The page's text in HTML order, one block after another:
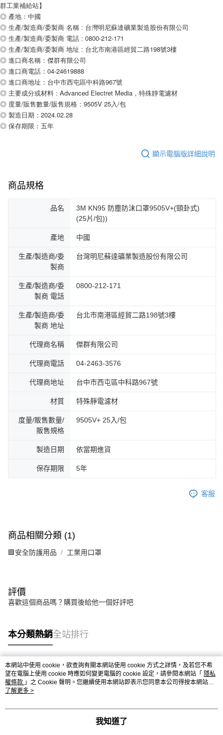
群工業補給站】
◎ 產地：中國
◎ 生產/製造商/委製商 名稱 : 台灣明尼蘇達礦業製造股份有限公司
◎ 生產/製造商/委製商 電話 : 0800-212-171
◎ 生產/製造商/委製商 地址 : 台北市南港區經貿二路198號3樓
◎ 進口商名稱：傑群有限公司
◎ 進口商電話：04-24619888
◎ 進口商地址：台中市西屯區中科路967號
◎ 主要成分或材料 : Advanced Electret Media，特殊靜電濾材
◎ 度量/販售數量/販售規格：9505V 25入/包
◎ 製造日期：2024.02.28
◎ 保存期限：五年
顯示電腦版詳細說明
商品規格
品名
3M KN95 防塵防沫口罩9505V+(頸卦式)
(25片/包))
產地 中國
生產/製造商/委
製商
台灣明尼蘇達礦業製造股份有限公司
生產/製造商/委
製商 電話
0800-212-171
生產/製造商/委
製商 地址
台北市南港區經貿二路198號3樓
代理商名稱 傑群有限公司
代理商電話 04-2463-3576
代理商地址 台中市西屯區中科路967號
材質 特殊靜電濾材
度量/販售數量/
販售規格
9505V+ 25入/包
製造日期 依當期進貨
保存期限 5年
客服
商品相關分類 (1)
🟩安全防護用品 工業用口罩
評價
喜歡這個商品嗎？購買後給他一個好評吧
本分類熱銷全站排行
熱門標籤
本網站中使用 cookie，欲查詢有關本網站使用 cookie 方式之詳情，及若您不希
望在電腦上使用 cookie 時應如何變更電腦的 cookie 設定，請參閱本網站「 隱私
權條款 」之 Cookie 聲明。您繼續使用本網站即表示您同意本公司得按本網站使
用條款之 Cookie 聲明使用 cookie。
了解更多 >
我知道了